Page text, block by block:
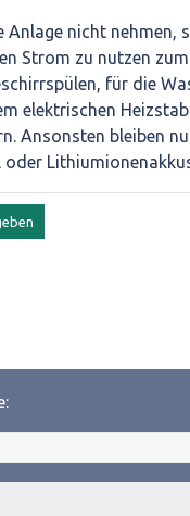
Anlage nicht nehmen,
Strom zu nutzen
für die
elektrischen
Ansonsten bleiben
oder